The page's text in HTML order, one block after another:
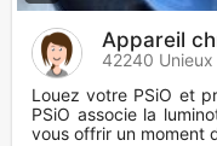
Appareil
42240 Unieux
Louez votre PSiO et
PSiO associe la
vous offrir un moment